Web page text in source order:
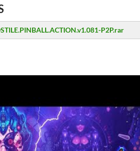
P2P.rar